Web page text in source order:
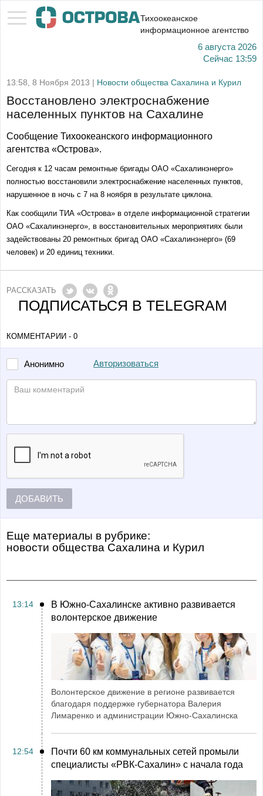
Тихоокеанское
информационное агентство
6 августа 2026
Сейчас 13:59
13:58, 8 Ноября 2013 | Новости общества Сахалина и Курил
Восстановлено электроснабжение
населенных пунктов на Сахалине
Сообщение Тихоокеанского информационного
агентства «Острова».
Сегодня к 12 часам ремонтные бригады ОАО «Сахалинэнерго»
полностью восстановили электроснабжение населенных пунктов,
нарушенное в ночь с 7 на 8 ноября в результате циклона.
Как сообщили ТИА «Острова» в отделе информационной стратегии
ОАО «Сахалинэнерго», в восстановительных мероприятиях были
задействованы 20 ремонтных бригад ОАО «Сахалинэнерго» (69
человек) и 20 единиц техники.
РАССКАЗАТЬ
ПОДПИСАТЬСЯ В TELEGRAM
КОММЕНТАРИИ - 0
Анонимно Авторизоваться
ДОБАВИТЬ
Еще материалы в рубрике:
Новости общества Сахалина и Курил
13:14
В Южно-Сахалинске активно развивается
волонтерское движение
Волонтерское движение в регионе развивается
благодаря поддержке губернатора Валерия
Лимаренко и администрации Южно-Сахалинска
12:54
Почти 60 км коммунальных сетей промыли
специалисты «РВК‑Сахалин» с начала года